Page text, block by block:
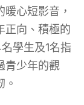
心短影音，
正向、積極的
學生及1名指
青少年的觀